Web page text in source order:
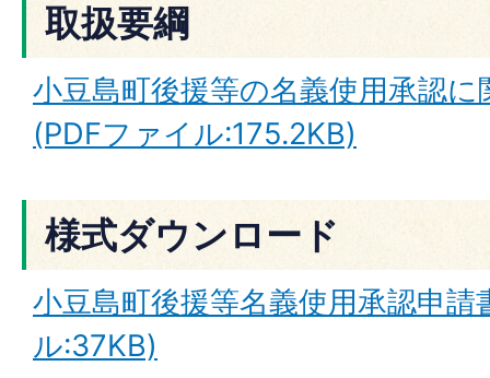
取扱要綱
小豆島町後援等の名義使用承認
(PDFファイル:175.2KB)
様式ダウンロード
小豆島町後援等名義使用承認申
ル:37KB)